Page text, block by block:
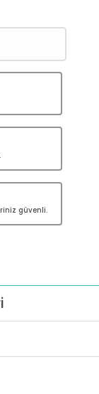
güvenli.